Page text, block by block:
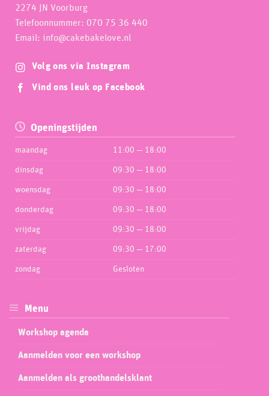
2274 JN Voorburg
Telefoonnummer: 070 75 36 440
Email: info@cakebakelove.nl
Volg ons via Instagram
Vind ons leuk op Facebook
Openingstijden
maandag 11:00 — 18:00
dinsdag 09:30 — 18:00
woensdag 09:30 — 18:00
donderdag 09:30 — 18:00
vrijdag 09:30 — 18:00
zaterdag 09:30 — 17:00
zondag Gesloten
Menu
Workshop agenda
Aanmelden voor een workshop
Aanmelden als groothandelsklant